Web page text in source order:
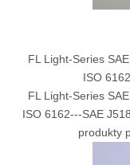
FL Light-Series
ISO
FL Light-Series
ISO 6162---SAE
produkty